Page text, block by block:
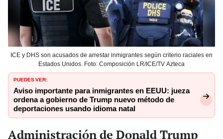
ICE y DHS son acusados de arrestar inmigrantes según criterio raciales en
Estados Unidos. Foto: Composición LR/ICE/TV Azteca
PUEDES VER:
Aviso importante para inmigrantes en EEUU: jueza
ordena a gobierno de Trump nuevo método de
deportaciones usando idioma natal
Administración de Donald Trump